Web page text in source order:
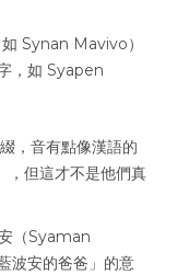
Synan Mavivo）
，如 Syapen
，音有點像漢語的
，但這才不是他們真
（Syaman
波安的爸爸」的意